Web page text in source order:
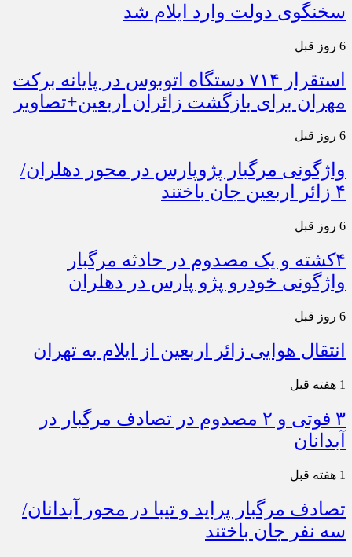
سخنگوی دولت وارد ایلام شد
6 روز قبل
استقرار ۷۱۴ دستگاه اتوبوس در پایانه برکت
مهران برای بازگشت زائران اربعین+تصاویر
6 روز قبل
واژگونی مرگبار پژوپارس در محور دهلران/
۴ زائر اربعین جان باختند
6 روز قبل
۴کشته و یک مصدوم در حادثه مرگبار
واژگونی خودرو پژو پارس در دهلران
6 روز قبل
انتقال هوایی زائر اربعین از ایلام به تهران
1 هفته قبل
۳ فوتی و ۲ مصدوم در تصادف مرگبار در
آبدانان
1 هفته قبل
تصادف مرگبار پراید و تیبا در محور آبدانان/
سه نفر جان باختند